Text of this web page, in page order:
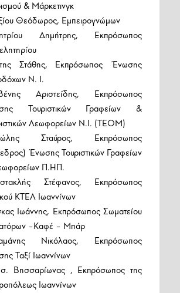
& Μάρκετινγκ
Θεόδωρος, Εμπειρογνώμων
Δημήτρης, Εκπρόσωπος
Στάθης, Εκπρόσωπος Ένωσης
Ν. Ι.
Αριστείδης, Εκπρόσωπος
Τουριστικών Γραφείων &
Λεωφορείων Ν.Ι. (ΤΕΟΜ)
Σταύρος, Εκπρόσωπος
Ένωσης Τουριστικών Γραφείων
Π.ΗΠ.
Στέφανος, Εκπρόσωπος
ΚΤΕΛ Ιωαννίνων
Ιωάννης, Εκπρόσωπος Σωματείου
–Καφέ – Μπάρ
Νικόλαος, Εκπρόσωπος
Ταξί Ιωαννίνων
Βησσαρίωνας , Εκπρόσωπος της
Ιωαννίνων